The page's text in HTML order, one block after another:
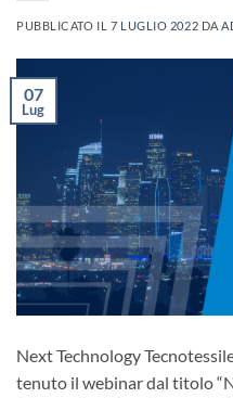
PUBBLICATO IL 7 LUGLIO 2022 DA
07
Lug
Next Technology
tenuto il webinar dal titolo